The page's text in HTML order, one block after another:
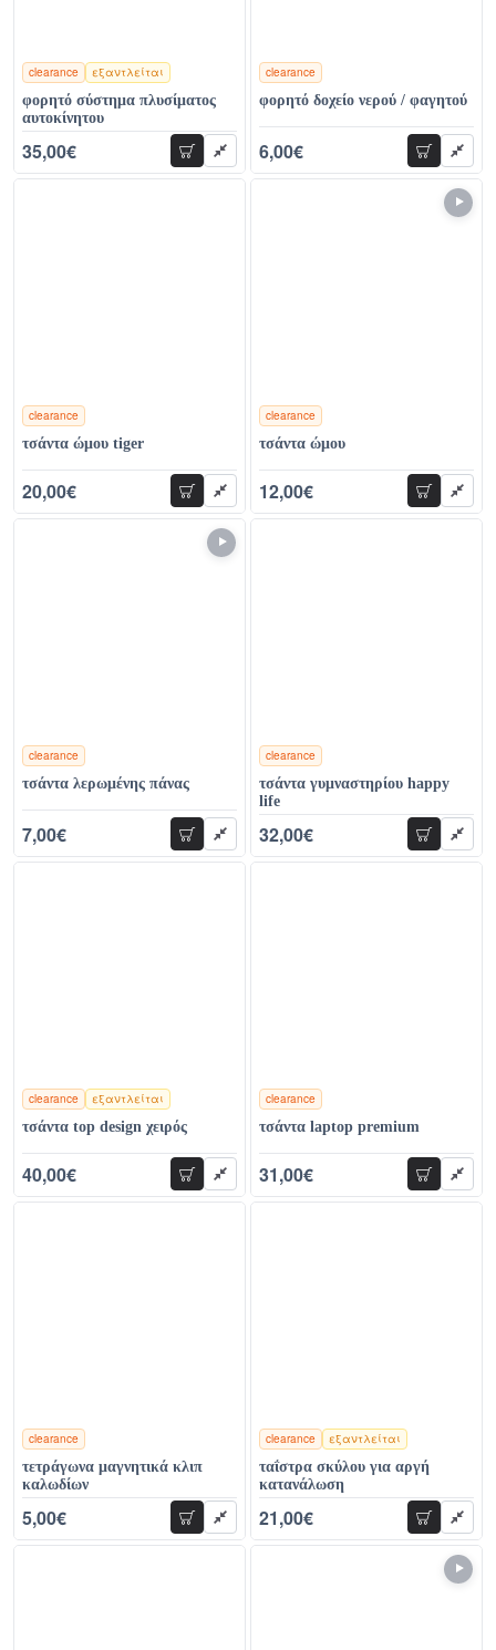
clearance εξαντλείται
χρώματα
φορητό σύστημα πλυσίματος
αυτοκίνητου
35,00€ προσθήκη
clearance
χρώματα
φορητό δοχείο νερού / φαγητού
6,00€ προσθήκη
clearance
χρώματα
τσάντα ώμου tiger
20,00€ προσθήκη
clearance
χρώματα
τσάντα ώμου
12,00€ προσθήκη
clearance
χρώματα
τσάντα λερωμένης πάνας
7,00€ προσθήκη
clearance
χρώματα
τσάντα γυμναστηρίου happy
life
32,00€ προσθήκη
clearance εξαντλείται
χρώματα
τσάντα top design χειρός
40,00€ προσθήκη
clearance
χρώματα
τσάντα laptop premium
31,00€ προσθήκη
clearance
χρώματα
τετράγωνα μαγνητικά κλιπ
καλωδίων
5,00€ προσθήκη
clearance εξαντλείται
χρώματα
ταΐστρα σκύλου για αργή
κατανάλωση
21,00€ προσθήκη